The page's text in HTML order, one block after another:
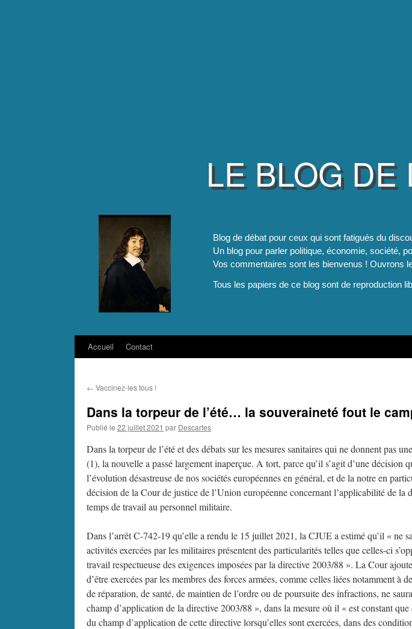
LE BLOG DE
Blog de débat pour ceux qui sont fatigués du
Un blog pour parler politique, économie, société,
Vos commentaires sont les bienvenus ! Ouvrons
Tous les papiers de ce blog sont de reproduction
Aller
contenu
Accueil Contact
← Vaccinez-les tous !
Dans la torpeur de l’été… la souveraineté fout le
Publié le 22 juillet 2021 par Descartes
Dans la torpeur de l’été et des débats sur les mesures sanitaires qui ne donnent pas
(1), la nouvelle a passé largement inaperçue. A tort, parce qu’il s’agit d’une décision
l’évolution désastreuse de nos sociétés européennes en général, et de la notre en
décision de la Cour de justice de l’Union européenne concernant l’applicabilité de la
temps de travail au personnel militaire.
Dans l’arrêt C-742-19 qu’elle a rendu le 15 juillet 2021, la CJUE a estimé qu’il « ne
activités exercées par les militaires présentent des particularités telles que celles-ci
travail respectueuse des exigences imposées par la directive 2003/88 ». La Cour
d’être exercées par les membres des forces armées, comme celles liées notamment à
de réparation, de santé, de maintien de l’ordre ou de poursuite des infractions, ne
champ d’application de la directive 2003/88 », dans la mesure où il « est constant
du champ d’application de cette directive lorsqu’elles sont exercées, dans des